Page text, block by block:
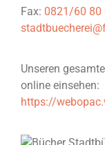
Fax: 0821/60 80
Unseren
online einsehen:
https://